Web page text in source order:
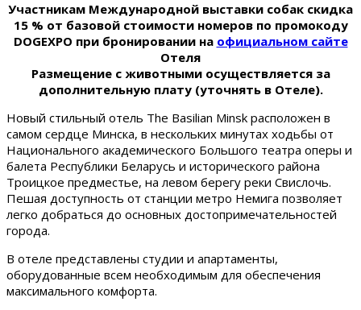
Участникам Международной выставки собак скидка
15 % от базовой стоимости номеров по промокоду
DOGEXPO при бронировании на официальном сайте
Отеля
Размещение с животными осуществляется за
дополнительную плату (уточнять в Отеле).
Новый стильный отель The Basilian Minsk расположен в
самом сердце Минска, в нескольких минутах ходьбы от
Национального академического Большого театра оперы и
балета Республики Беларусь и исторического района
Троицкое предместье, на левом берегу реки Свислочь.
Пешая доступность от станции метро Немига позволяет
легко добраться до основных достопримечательностей
города.
В отеле представлены студии и апартаменты,
оборудованные всем необходимым для обеспечения
максимального комфорта.